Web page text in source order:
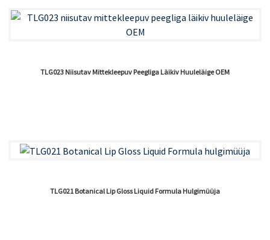
TLG023 Niisutav Mittekleepuv Peegliga Läikiv Huuleläige OEM
TLG021 Botanical Lip Gloss Liquid Formula Hulgimüüja